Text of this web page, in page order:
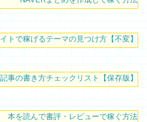
トで稼げるテーマの見つけ方【不変】
事の書き方チェックリスト【保存版】
本を読んで書評・レビューで稼ぐ方法